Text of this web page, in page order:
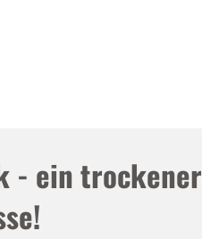
- ein trockener